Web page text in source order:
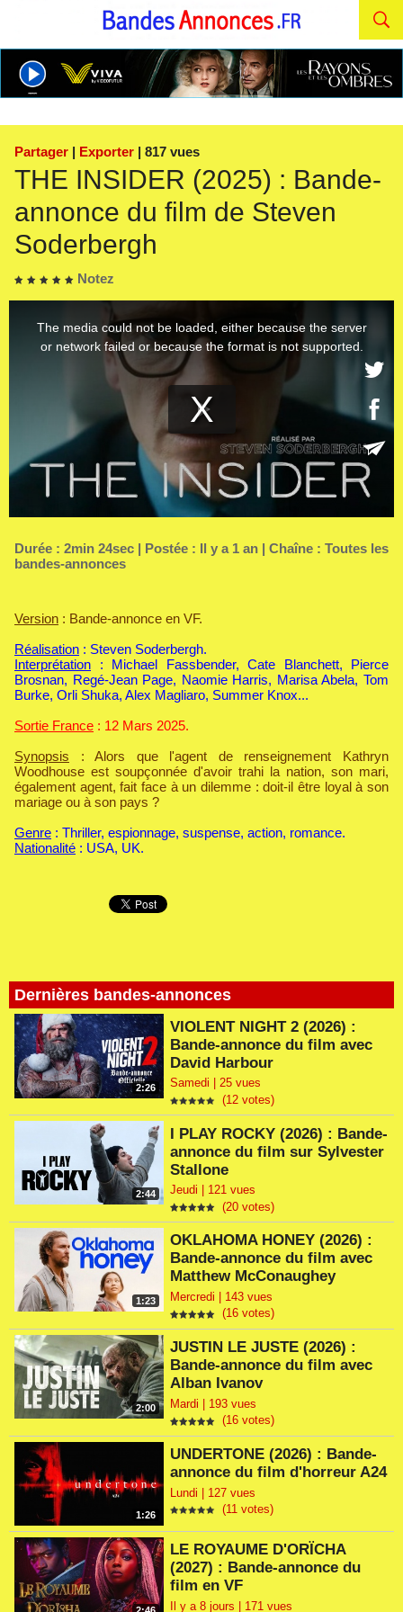
Partager | Exporter | 817 vues
THE INSIDER (2025) : Bande-
annonce du film de Steven
Soderbergh
Notez
Dernières bandes-annonces
2:26
VIOLENT NIGHT 2 (2026) :
Bande-annonce du film avec
David Harbour
Samedi | 25 vues
(12 votes)
2:44
I PLAY ROCKY (2026) : Bande-
annonce du film sur Sylvester
Stallone
Jeudi | 121 vues
(20 votes)
1:23
OKLAHOMA HONEY (2026) :
Bande-annonce du film avec
Matthew McConaughey
Mercredi | 143 vues
(16 votes)
2:00
JUSTIN LE JUSTE (2026) :
Bande-annonce du film avec
Alban Ivanov
Mardi | 193 vues
(16 votes)
1:26
UNDERTONE (2026) : Bande-
annonce du film d'horreur A24
Lundi | 127 vues
(11 votes)
LE ROYAUME D'ORÏCHA
(2027) : Bande-annonce du
film en VF
Il y a 8 jours | 171 vues
Durée : 2min 24sec | Postée : Il y a 1 an | Chaîne : Toutes les
bandes-annonces
Version : Bande-annonce en VF.
Réalisation : Steven Soderbergh.
Interprétation : Michael Fassbender, Cate Blanchett, Pierce
Brosnan, Regé-Jean Page, Naomie Harris, Marisa Abela, Tom
Burke, Orli Shuka, Alex Magliaro, Summer Knox...
Sortie France : 12 Mars 2025.
Synopsis : Alors que l'agent de renseignement Kathryn
Woodhouse est soupçonnée d'avoir trahi la nation, son mari,
également agent, fait face à un dilemme : doit-il être loyal à son
mariage ou à son pays ?
Genre : Thriller, espionnage, suspense, action, romance.
Nationalité : USA, UK.